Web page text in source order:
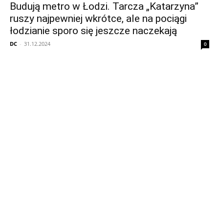
Budują metro w Łodzi. Tarcza „Katarzyna”
ruszy najpewniej wkrótce, ale na pociągi
łodzianie sporo się jeszcze naczekają
DC - 31.12.2024 0